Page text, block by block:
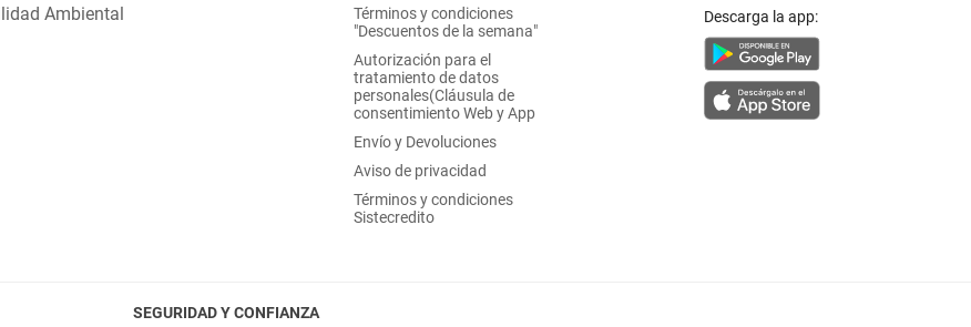
Ambiental
Términos y condiciones
"Descuentos de la semana"
Autorización para el
tratamiento de datos
personales(Cláusula de
consentimiento Web y App
Envío y Devoluciones
Aviso de privacidad
Términos y condiciones
Sistecredito
Descarga la app:
SEGURIDAD Y CONFIANZA